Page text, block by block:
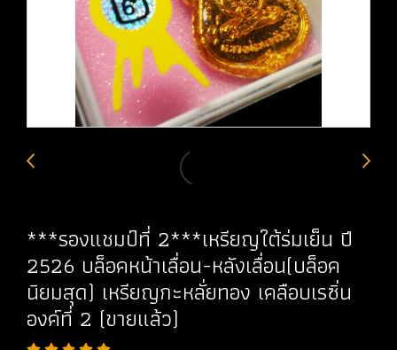
***รองแชมป์ที่ 2***เหรียญใต้ร่มเย็น ปี
2526 บล็อคหน้าเลื่อน-หลังเลื่อน(บล็อค
นิยมสุด) เหรียญกะหลั่ยทอง เคลือบเรซิ่น
องค์ที่ 2 (ขายแล้ว)